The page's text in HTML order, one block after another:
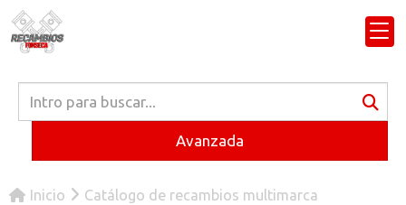
Avanzada
Inicio
Catálogo de recambios multimarca